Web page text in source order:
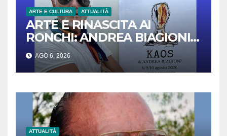
ARTE E CULTURA ATTUALITÀ
ARTE E RINASCITA AI
RONCHI: ANDREA BIAGIONI
PRESENTA LA MOSTRA
“KAOS”
AGO 6, 2026
ATTUALITÀ